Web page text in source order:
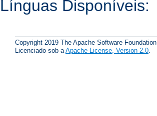
Línguas Disponíveis:
Copyright 2019 The Apache Software Foundation.
Licenciado sob a Apache License, Version 2.0